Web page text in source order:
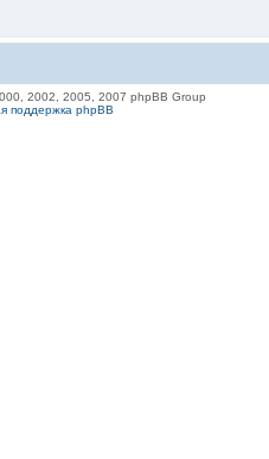
2002, 2005, 2007 phpBB Group
поддержка phpBB